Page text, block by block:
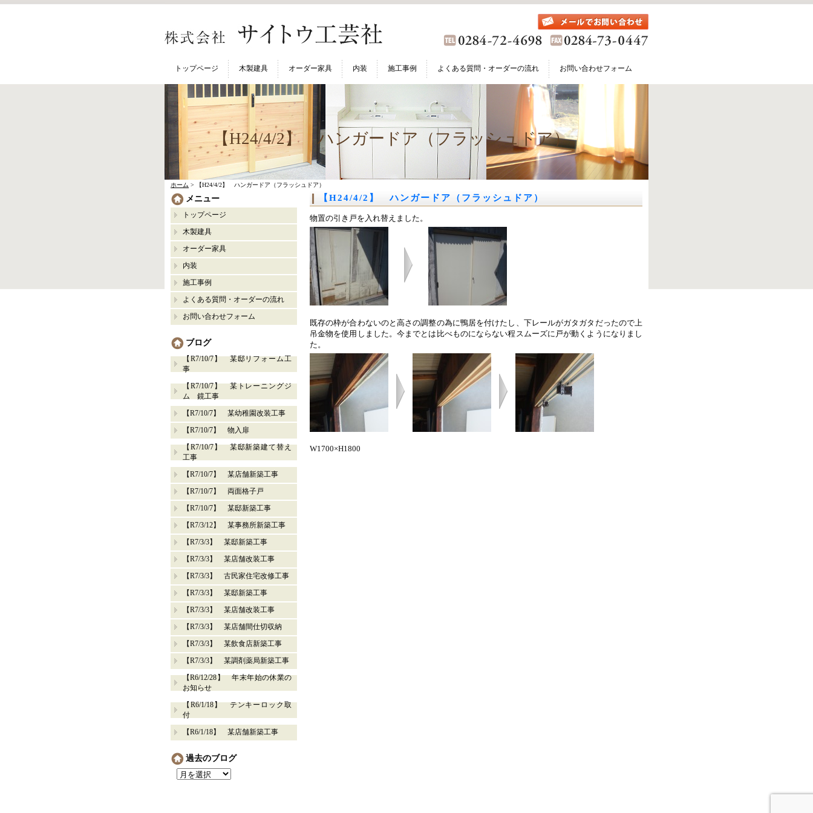
トップページ 木製建具 オーダー家具 内装 施工事例 よくある質問・オーダーの流れ お問い合わせフォーム
【H24/4/2】 ハンガードア（フラッシュドア）
ホーム > 【H24/4/2】 ハンガードア（フラッシュドア）
【H24/4/2】 ハンガードア（フラッシュドア）
物置の引き戸を入れ替えました。
既存の枠が合わないのと高さの調整の為に鴨居を付けたし、下レールがガタガタだったので上
吊金物を使用しました。今までとは比べものにならない程スムーズに戸が動くようになりまし
た。
W1700×H1800
メニュー
トップページ
木製建具
オーダー家具
内装
施工事例
よくある質問・オーダーの流れ
お問い合わせフォーム
ブログ
【R7/10/7】 某邸リフォーム工
事
【R7/10/7】 某トレーニングジ
ム 鏡工事
【R7/10/7】 某幼稚園改装工事
【R7/10/7】 物入扉
【R7/10/7】 某邸新築建て替え
工事
【R7/10/7】 某店舗新築工事
【R7/10/7】 両面格子戸
【R7/10/7】 某邸新築工事
【R7/3/12】 某事務所新築工事
【R7/3/3】 某邸新築工事
【R7/3/3】 某店舗改装工事
【R7/3/3】 古民家住宅改修工事
【R7/3/3】 某邸新築工事
【R7/3/3】 某店舗改装工事
【R7/3/3】 某店舗間仕切収納
【R7/3/3】 某飲食店新築工事
【R7/3/3】 某調剤薬局新築工事
【R6/12/28】 年末年始の休業の
お知らせ
【R6/1/18】 テンキーロック取
付
【R6/1/18】 某店舗新築工事
過去のブログ
過
去